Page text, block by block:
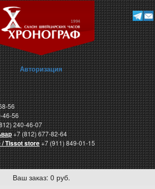
Авторизация
56
46-56
240-46-07
+7 (812) 677-82-64
/ Tissot store+7 (911) 849-01-15
Ваш заказ: 0 руб.